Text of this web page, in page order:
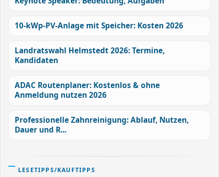
10-kWp-PV-Anlage mit Speicher: Kosten 2026
Landratswahl Helmstedt 2026: Termine,
Kandidaten
ADAC Routenplaner: Kostenlos & ohne
Anmeldung nutzen 2026
Professionelle Zahnreinigung: Ablauf, Nutzen,
Dauer und R...
LESETIPPS/KAUFTIPPS